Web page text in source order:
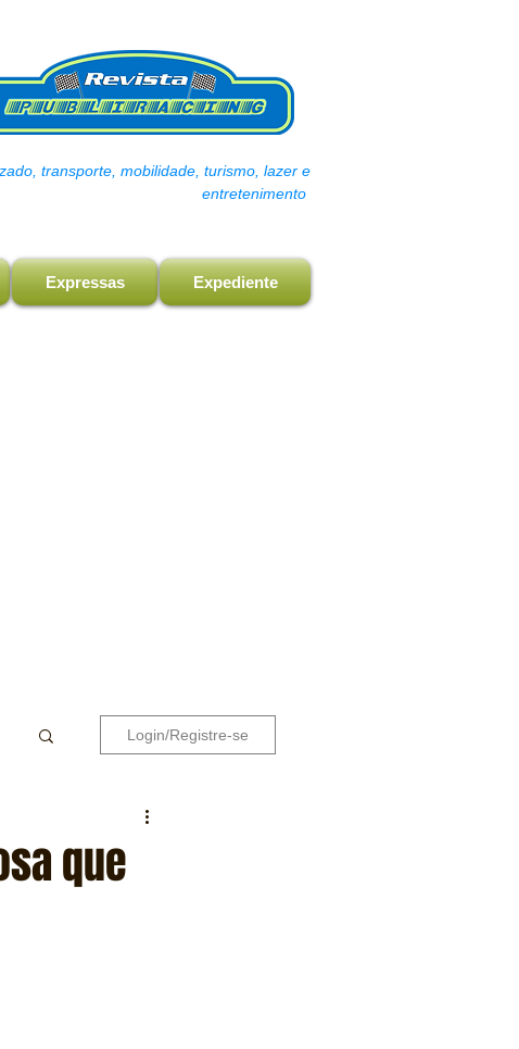
transporte, mobilidade, turismo, lazer e
entretenimento
Expressas Expediente
Login/Registre-se
que